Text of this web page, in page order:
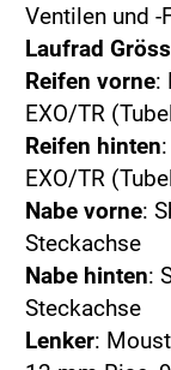
Ventilen und -
Laufrad
Reifen vorne:
EXO/TR
Reifen hinten
EXO/TR
Nabe vorne:
Steckachse
Nabe hinten:
Steckachse
Lenker: